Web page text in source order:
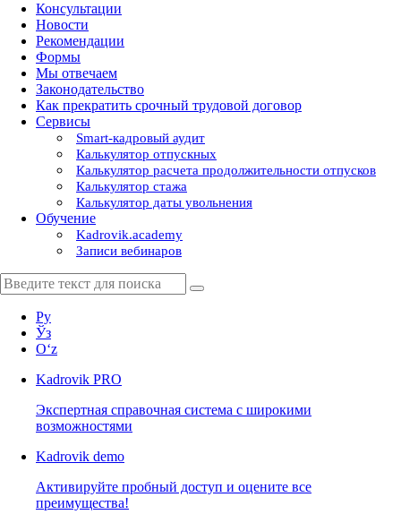
Консультации
Новости
Рекомендации
Формы
Мы отвечаем
Законодательство
Как прекратить срочный трудовой договор
Сервисы
Smart-кадровый аудит
Калькулятор отпускных
Калькулятор расчета продолжительности отпусков
Калькулятор стажа
Калькулятор даты увольнения
Обучение
Kadrovik.academy
Записи вебинаров
Ру
Ўз
Oʻz
Kadrovik PRO
Экспертная справочная система с широкими
возможностями
Kadrovik demo
Активируйте пробный доступ и оцените все
преимущества!